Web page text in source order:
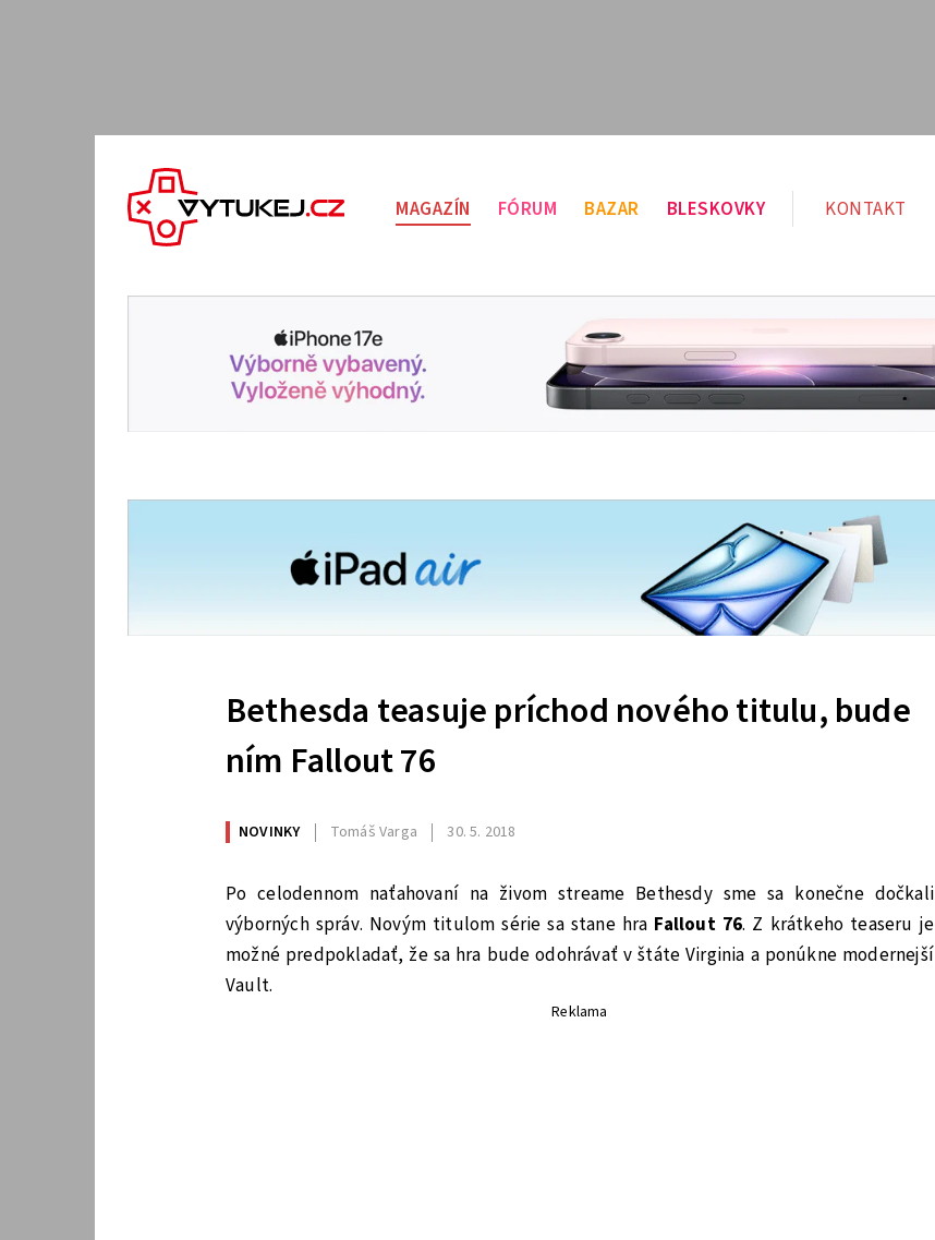
MAGAZÍN FÓRUM BAZAR BLESKOVKY KONTAKT
Bethesda teasuje príchod nového titulu, bude
ním Fallout 76
NOVINKY Tomáš Varga 30. 5. 2018
Po celodennom naťahovaní na živom streame Bethesdy sme sa konečne dočkali
výborných správ. Novým titulom série sa stane hra Fallout 76. Z krátkeho teaseru je
možné predpokladať, že sa hra bude odohrávať v štáte Virginia a ponúkne modernejší
Vault.
Reklama